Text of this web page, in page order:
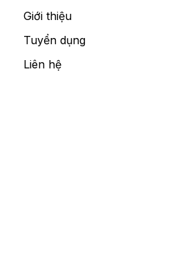
Giới thiệu
Tuyển dụng
Liên hệ